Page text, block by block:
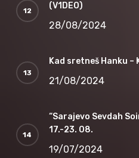
(V1DEO)
28/08/2024
Kad sretneš Hanku –
21/08/2024
“Sarajevo Sevdah
17.-23. 08.
19/07/2024